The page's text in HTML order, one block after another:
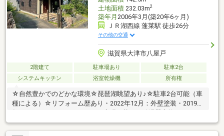
土地面積232.03m2
築年月 2006年3月(築20年6ヶ月)
ＪＲ湖西線 蓬莱駅 徒歩26分
その他の交通
滋賀県大津市八屋戸
2階建て 駐車場あり
駐車2台
システムキッチン
浴室乾燥機 所有権
☆自然豊かでのどかな環境☆琵琶湖眺望あり♪☆駐車2台可能（車
種による）☆リフォーム歴あり・2022年12月：外壁塗装・2019